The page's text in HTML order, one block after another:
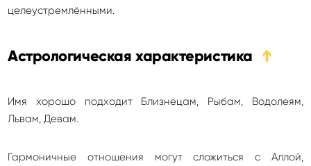
целеустремлёнными.
Астрологическая характеристика ➔
Имя хорошо подходит Близнецам, Рыбам, Водолеям,
Львам, Девам.
Гармоничные отношения могут сложиться с Аллой,